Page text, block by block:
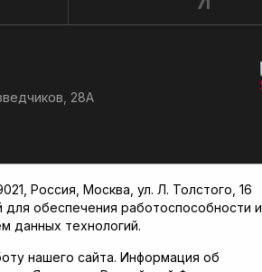
28А
Россия, Москва, ул. Л. Толстого, 16
обеспечения работоспособности и
данных технологий.
нашего сайта. Информация об